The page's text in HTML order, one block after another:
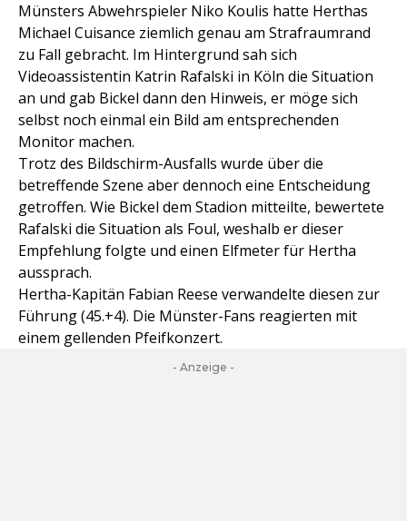
Münsters Abwehrspieler Niko Koulis hatte Herthas
Michael Cuisance ziemlich genau am Strafraumrand
zu Fall gebracht. Im Hintergrund sah sich
Videoassistentin Katrin Rafalski in Köln die Situation
an und gab Bickel dann den Hinweis, er möge sich
selbst noch einmal ein Bild am entsprechenden
Monitor machen.
Trotz des Bildschirm-Ausfalls wurde über die
betreffende Szene aber dennoch eine Entscheidung
getroffen. Wie Bickel dem Stadion mitteilte, bewertete
Rafalski die Situation als Foul, weshalb er dieser
Empfehlung folgte und einen Elfmeter für Hertha
aussprach.
Hertha-Kapitän Fabian Reese verwandelte diesen zur
Führung (45.+4). Die Münster-Fans reagierten mit
einem gellenden Pfeifkonzert.
- Anzeige -